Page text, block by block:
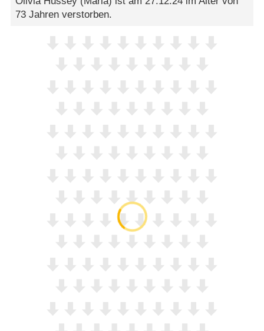
73 Jahren verstorben.